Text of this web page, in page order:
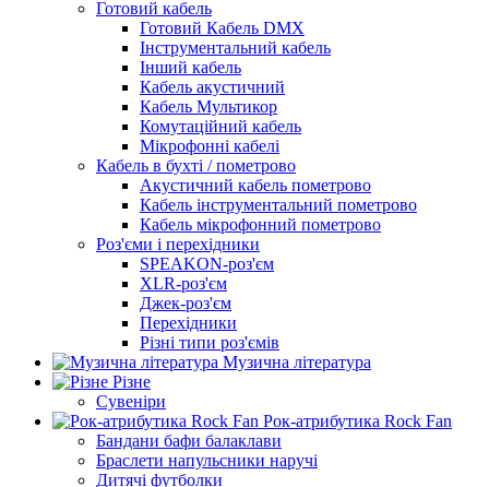
Готовий кабель
Готовий Кабель DMX
Інструментальний кабель
Інший кабель
Кабель акустичний
Кабель Мультикор
Комутаційний кабель
Мікрофонні кабелі
Кабель в бухті / пометрово
Акустичний кабель пометрово
Кабель інструментальний пометрово
Кабель мікрофонний пометрово
Роз'єми і перехідники
SPEAKON-роз'єм
XLR-роз'єм
Джек-роз'єм
Перехідники
Різні типи роз'ємів
Музична література
Різне
Сувеніри
Рок-атрибутика Rock Fan
Бандани бафи балаклави
Браслети напульсники наручі
Дитячі футболки